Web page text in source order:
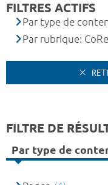
FILTRES ACTIFS
Par type de
Par rubrique:
FILTRE DE
Par type de